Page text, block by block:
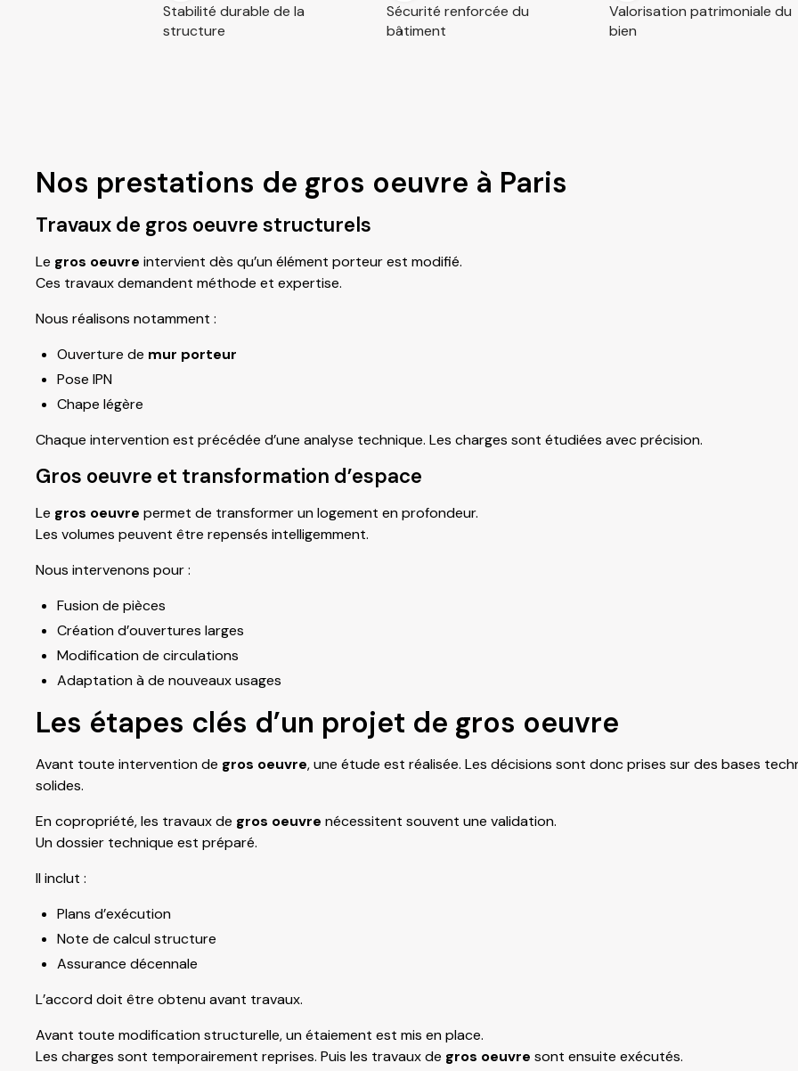
Stabilité durable de la
structure
Sécurité renforcée du
bâtiment
Valorisation patrimoniale du
bien
Nos prestations de gros oeuvre à Paris
Travaux de gros oeuvre structurels
Le gros oeuvre intervient dès qu’un élément porteur est modifié.
Ces travaux demandent méthode et expertise.
Nous réalisons notamment :
Ouverture de mur porteur
Pose IPN
Chape légère
Chaque intervention est précédée d’une analyse technique. Les charges sont étudiées avec précision.
Gros oeuvre et transformation d’espace
Le gros oeuvre permet de transformer un logement en profondeur.
Les volumes peuvent être repensés intelligemment.
Nous intervenons pour :
Fusion de pièces
Création d’ouvertures larges
Modification de circulations
Adaptation à de nouveaux usages
Les étapes clés d’un projet de gros oeuvre
Avant toute intervention de gros oeuvre, une étude est réalisée. Les décisions sont donc prises sur des bases
solides.
En copropriété, les travaux de gros oeuvre nécessitent souvent une validation.
Un dossier technique est préparé.
Il inclut :
Plans d’exécution
Note de calcul structure
Assurance décennale
L’accord doit être obtenu avant travaux.
Avant toute modification structurelle, un étaiement est mis en place.
Les charges sont temporairement reprises. Puis les travaux de gros oeuvre sont ensuite exécutés.